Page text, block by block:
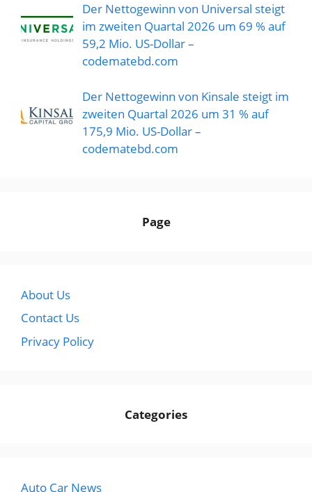
Der Nettogewinn von Universal steigt
im zweiten Quartal 2026 um 69 % auf
59,2 Mio. US-Dollar –
codematebd.com
Der Nettogewinn von Kinsale steigt im
zweiten Quartal 2026 um 31 % auf
175,9 Mio. US-Dollar –
codematebd.com
Page
About Us
Contact Us
Privacy Policy
Categories
Auto Car News